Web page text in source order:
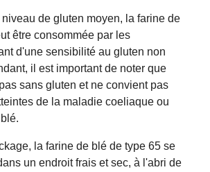
de gluten moyen, la farine de
être consommée par les
d'une sensibilité au gluten non
il est important de noter que
sans gluten et ne convient pas
de la maladie coeliaque ou
la farine de blé de type 65 se
un endroit frais et sec, à l'abri de